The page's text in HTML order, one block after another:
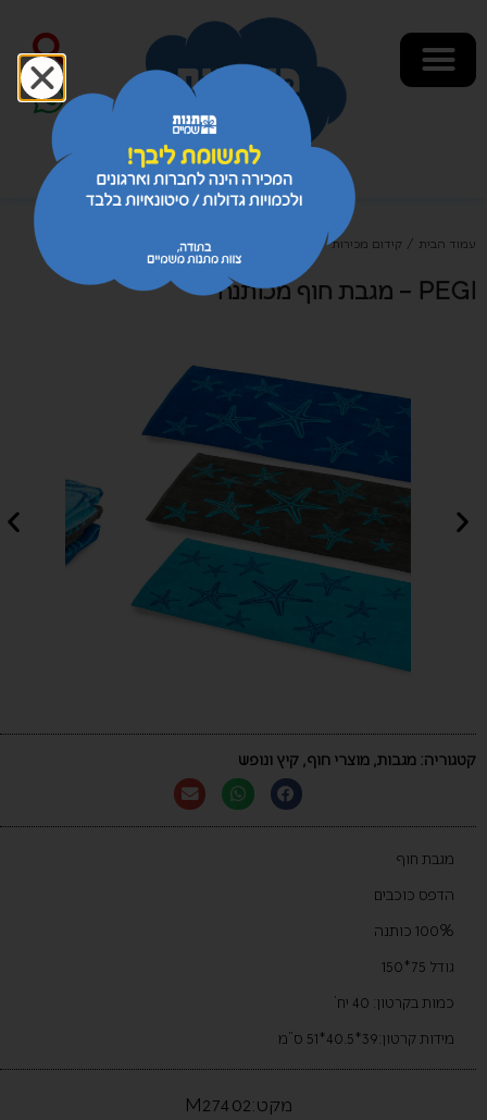
עמוד הבית / קידום מכירות/ / PEGI – מגבת חוף מכותנה
PEGI – מגבת חוף מכותנה
קטגוריה: מגבות, מוצרי חוף, קיץ ונופש
מגבת חוף
הדפס כוכבים
100% כותנה
גודל 75*150
כמות בקרטון: 40 יח’
מידות קרטון:39*40.5*51 ס”מ
מקט:M27402